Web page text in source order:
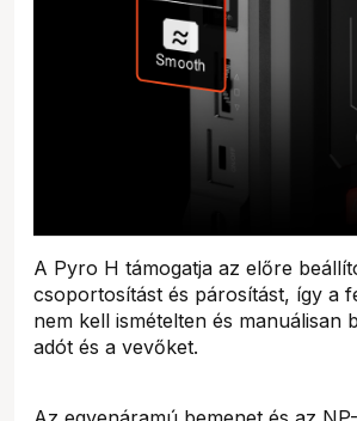
A Pyro H támogatja az előre
csoportosítást és párosítást, így a
nem kell ismételten és manuálisan
adót és a vevőket.